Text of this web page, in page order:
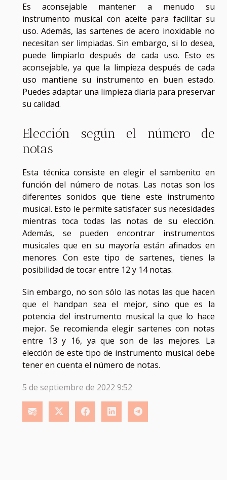
Es aconsejable mantener a menudo su
instrumento musical con aceite para facilitar su
uso. Además, las sartenes de acero inoxidable no
necesitan ser limpiadas. Sin embargo, si lo desea,
puede limpiarlo después de cada uso. Esto es
aconsejable, ya que la limpieza después de cada
uso mantiene su instrumento en buen estado.
Puedes adaptar una limpieza diaria para preservar
su calidad.
Elección según el número de
notas
Esta técnica consiste en elegir el sambenito en
función del número de notas. Las notas son los
diferentes sonidos que tiene este instrumento
musical. Esto le permite satisfacer sus necesidades
mientras toca todas las notas de su elección.
Además, se pueden encontrar instrumentos
musicales que en su mayoría están afinados en
menores. Con este tipo de sartenes, tienes la
posibilidad de tocar entre 12 y 14 notas.
Sin embargo, no son sólo las notas las que hacen
que el handpan sea el mejor, sino que es la
potencia del instrumento musical la que lo hace
mejor. Se recomienda elegir sartenes con notas
entre 13 y 16, ya que son de las mejores. La
elección de este tipo de instrumento musical debe
tener en cuenta el número de notas.
5 de septiembre de 2022 9:52